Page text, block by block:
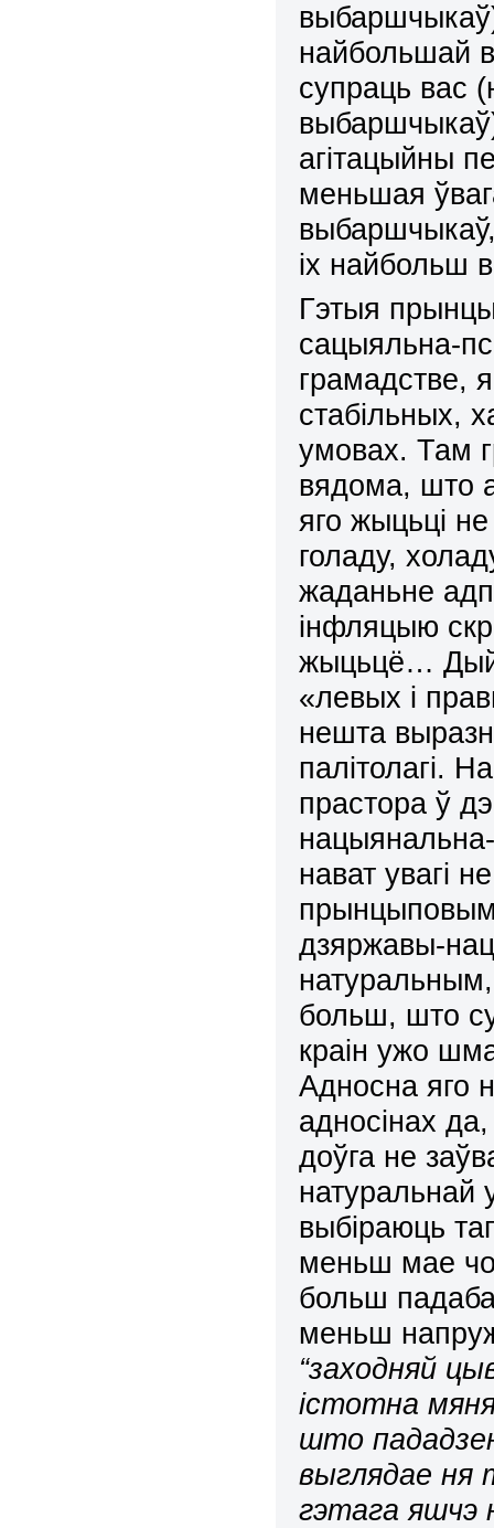
найбольшай
супраць вас
агітацыйны
меньшая
іх найбольш в
Гэтыя
сацыяльна-
грамадстве,
стабільных,
умовах. Там
вядома, што
яго жыцьці
голаду,
жаданьне
інфляцыю
жыцьцё…
«левых і
нешта
палітолагі.
прастора ў
нацыянальна-
нават увагі
прынцыповым
дзяржавы-
больш, што
краін ужо
Адносна яго
адносінах
доўга не
натуральнай
выбіраюць
меньш мае
больш
меньш
“заходняй
істотна
што
выглядае ня
гэтага яшчэ